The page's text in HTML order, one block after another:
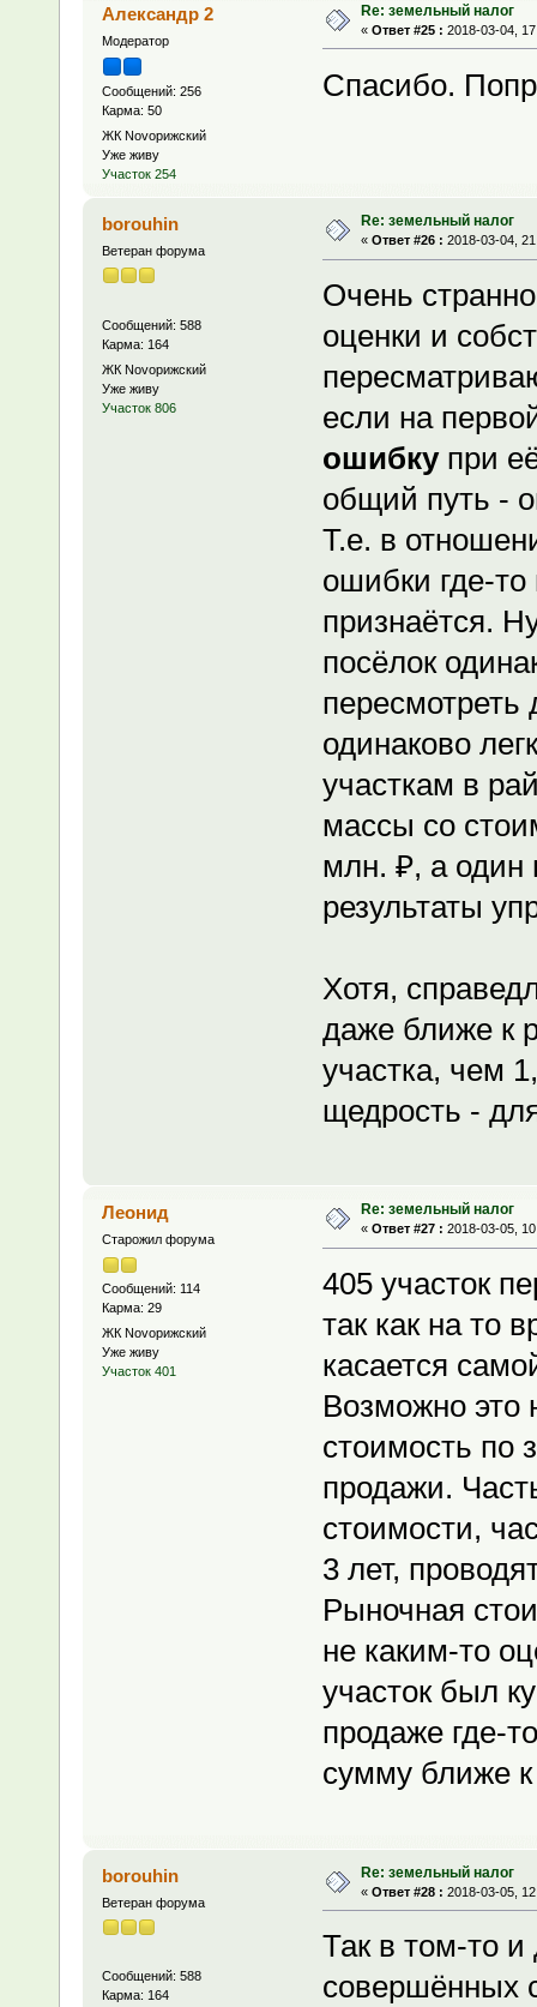
Александр 2
Модератор
Сообщений: 256
Карма: 50
ЖК Novoрижский
Уже живу
Участок 254
Re: земельный налог
« Ответ #25 : 2018-03-04,
Спасибо.
borouhin
Ветеран форума
Сообщений: 588
Карма: 164
ЖК Novoрижский
Уже живу
Участок 806
Re: земельный налог
« Ответ #26 : 2018-03-04,
Очень
оценки и
если на
ошибкупри
общий путь -
Т.е. в
ошибки где-
признаётся.
посёлок
одинаково
участкам в
массы со
млн. ₽, а один
результаты
Хотя,
даже ближе к
участка, чем
щедрость -
Леонид
Старожил форума
Сообщений: 114
Карма: 29
ЖК Novoрижский
Уже живу
Участок 401
Re: земельный налог
« Ответ #27 : 2018-03-05,
405 участок
так как на то
касается
Возможно это
стоимость по
продажи.
стоимости,
3 лет,
Рыночная
не каким-то
участок был
продаже где-
сумму ближе
borouhin
Ветеран форума
Сообщений: 588
Карма: 164
Re: земельный налог
« Ответ #28 : 2018-03-05,
Так в том-то
совершённых